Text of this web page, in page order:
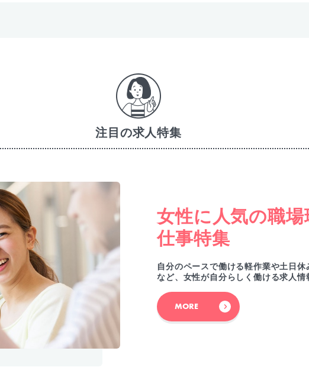
注目の求人特集
女性に人気の職
仕事特集
自分のペースで働ける軽作業や土日
など、女性が自分らしく働ける求人情
MORE